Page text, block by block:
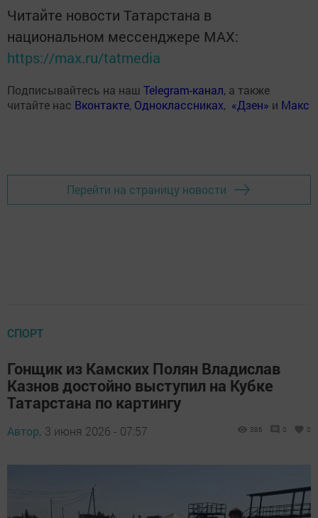
Читайте новости Татарстана в
национальном мессенджере MАХ:
https://max.ru/tatmedia
Подписывайтесь на наш Telegram-канал, а также
читайте нас Вконтакте, Одноклассниках, «Дзен» и Макс
Перейти на страницу новости
СПОРТ
Гонщик из Камских Полян Владислав
Казнов достойно выступил на Кубке
Татарстана по картингу
Автор, 3 июня 2026 - 07:57 386 0 0